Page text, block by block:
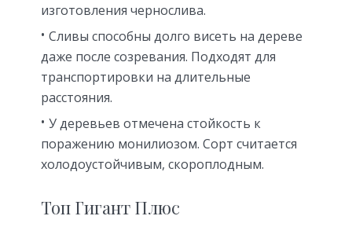
изготовления чернослива.
Сливы способны долго висеть на дереве
даже после созревания. Подходят для
транспортировки на длительные
расстояния.
У деревьев отмечена стойкость к
поражению монилиозом. Сорт считается
холодоустойчивым, скороплодным.
Топ Гигант Плюс